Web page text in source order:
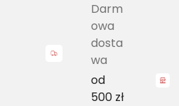
Darm
owa
dosta
wa
od
500 zł